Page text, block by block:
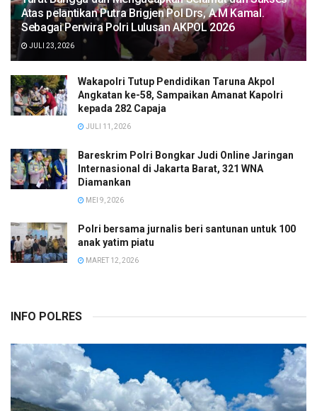
Atas pelantikan Putra Brigjen Pol Drs, A.M Kamal.
Sebagai Perwira Polri Lulusan AKPOL 2026
JULI 23, 2026
Wakapolri Tutup Pendidikan Taruna Akpol
Angkatan ke-58, Sampaikan Amanat Kapolri
kepada 282 Capaja
JULI 11, 2026
Bareskrim Polri Bongkar Judi Online Jaringan
Internasional di Jakarta Barat, 321 WNA
Diamankan
MEI 9, 2026
Polri bersama jurnalis beri santunan untuk 100
anak yatim piatu
MARET 12, 2026
INFO POLRES